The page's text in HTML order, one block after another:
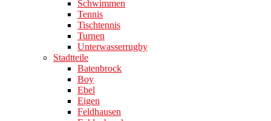
Schwimmen
Tennis
Tischtennis
Turnen
Unterwasserrugby
Stadtteile
Batenbrock
Boy
Ebel
Eigen
Feldhausen